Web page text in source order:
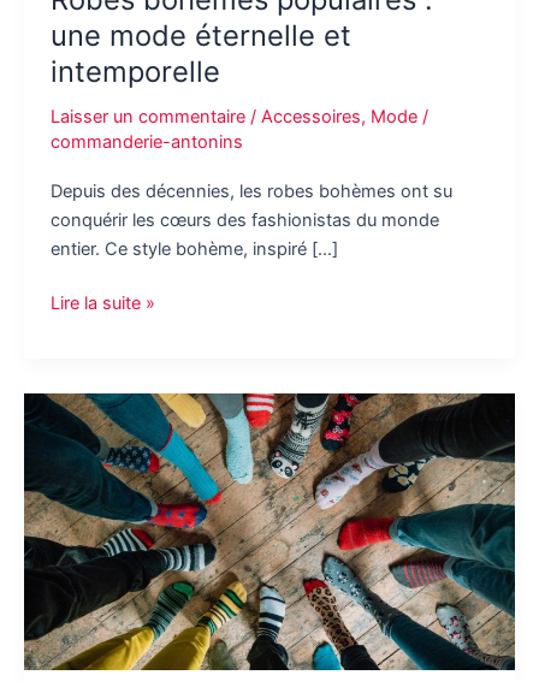
une mode éternelle et
intemporelle
Laisser un commentaire / Accessoires, Mode/
commanderie-antonins
Depuis des décennies, les robes bohèmes ont su
conquérir les cœurs des fashionistas du monde
entier. Ce style bohème, inspiré […]
Robes
:
une
mode
éternelle
et
intemporelle
Lire la suite »